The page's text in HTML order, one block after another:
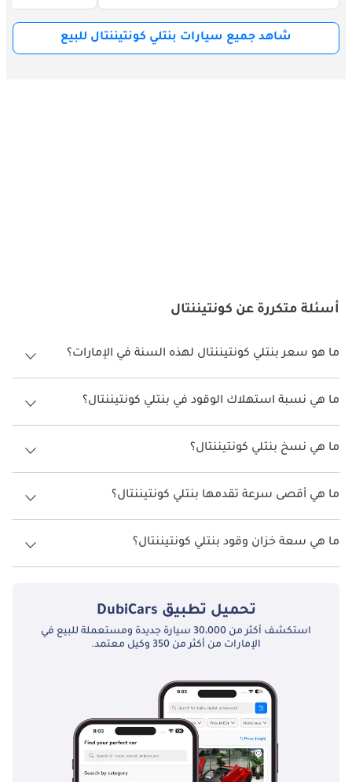
شاهد جميع سيارات بنتلي كونتيننتال للبيع
أسئلة متكررة عن كونتيننتال
ما هو سعر بنتلي كونتيننتال لهذه السنة في الإمارات؟
بنتلي كونتيننتال لهذه السنة في الإمارات هو TBD.
ما هي نسبة استهلاك الوقود في بنتلي كونتيننتال؟
اقترحت الشركة المصنعة أن تكون نسبة توفير استهلاك الوقود لسيارة بنتلي
كونتيننتال هو TBD.
ما هي نسخ بنتلي كونتيننتال؟
نسخ بنتلي كونتيننتال هي .
ما هي أقصى سرعة تقدمها بنتلي كونتيننتال؟
السرعة القصوى بنتلي كونتيننتال هي TBD.
ما هي سعة خزان وقود بنتلي كونتيننتال؟
تبلغ سعة خزان الوقود في بنتلي كونتيننتال TBD.
تحميل تطبيق DubiCars
استكشف أكثر من 30،000 سيارة جديدة ومستعملة للبيع في
الإمارات من أكثر من 350 وكيل معتمد.